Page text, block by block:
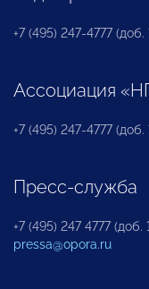
+7 (495) 247-4777 (доб.
Ассоциация
+7 (495) 247-4777 (доб.
Пресс-служба
+7 (495) 247 4777 (доб.
pressa@opora.ru